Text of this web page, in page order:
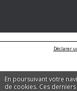
En poursuivant votre
de cookies. Ces
Déclarer